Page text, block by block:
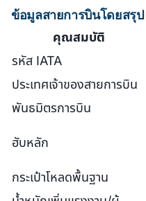
ข้อมูลสายการบินโดยสรุป
คุณสมบัติ
รหัส IATA
ประเทศเจ้าของสายการบิน
พันธมิตรการบิน
ฮับหลัก
กระเป๋าโหลดพื้นฐาน